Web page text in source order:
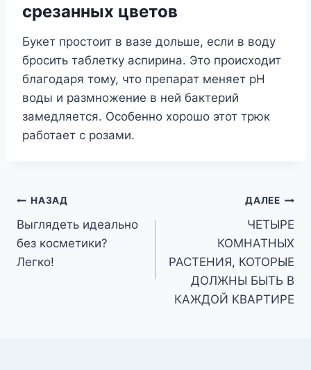
срезанных цветов
Букет простоит в вазе дольше, если в воду
бросить таблетку аспирина. Это происходит
благодаря тому, что препарат меняет pH
воды и размножение в ней бактерий
замедляется. Особенно хорошо этот трюк
работает с розами.
Навигация
по
записям
НАЗАД
Выглядеть идеально
без косметики?
Легко!
ДАЛЕЕ
ЧЕТЫРЕ
КОМНАТНЫХ
РАСТЕНИЯ, КОТОРЫЕ
ДОЛЖНЫ БЫТЬ В
КАЖДОЙ КВАРТИРЕ